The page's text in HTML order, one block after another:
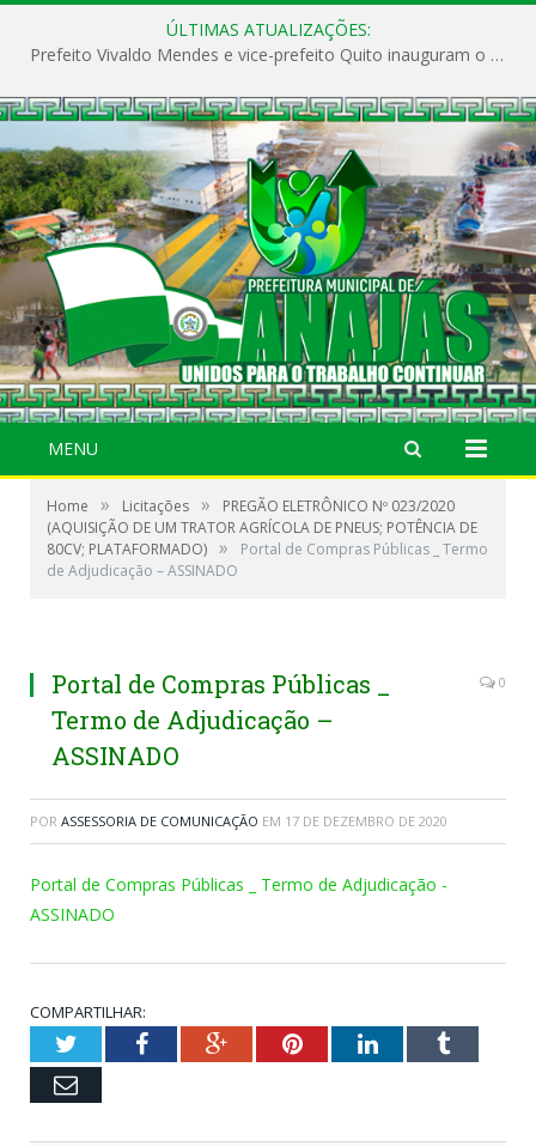
ÚLTIMAS ATUALIZAÇÕES:
Prefeito Vivaldo Mendes e vice-prefeito Quito inauguram o CAPS e fortalecem a saúde pública em Anajás.
MENU
Home » Licitações »
PREGÃO ELETRÔNICO Nº 023/2020
(AQUISIÇÃO DE UM TRATOR AGRÍCOLA DE PNEUS; POTÊNCIA DE
80CV; PLATAFORMADO) »
Portal de Compras Públicas _ Termo
de Adjudicação – ASSINADO
Portal de Compras Públicas _
Termo de Adjudicação –
ASSINADO
0
POR ASSESSORIA DE COMUNICAÇÃO EM 17 DE DEZEMBRO DE 2020
Portal de Compras Públicas _ Termo de Adjudicação -
ASSINADO
COMPARTILHAR:
TwitterFacebookGoogle+PinterestLinkedInTumblr
Email